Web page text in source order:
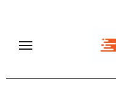
contenido